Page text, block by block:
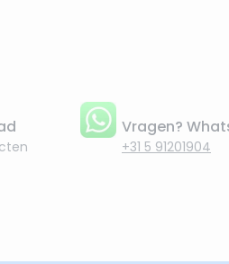
Vragen?
+31 5 91201904